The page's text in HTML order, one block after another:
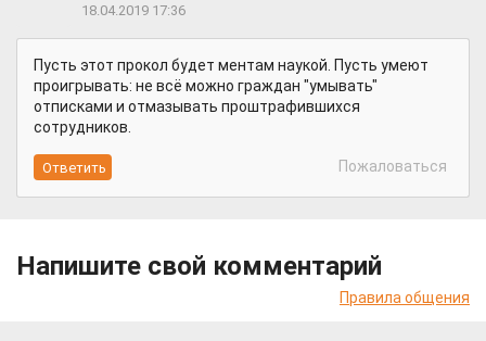
18.04.2019 17:36
Пусть этот прокол будет ментам наукой. Пусть умеют
проигрывать: не всё можно граждан "умывать"
отписками и отмазывать проштрафившихся
сотрудников.
Пожаловаться
Напишите свой комментарий
Правила общения